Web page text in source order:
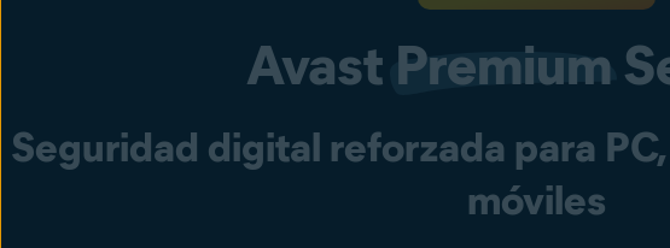
Avast Premium
Seguridad digital reforzada para
móviles